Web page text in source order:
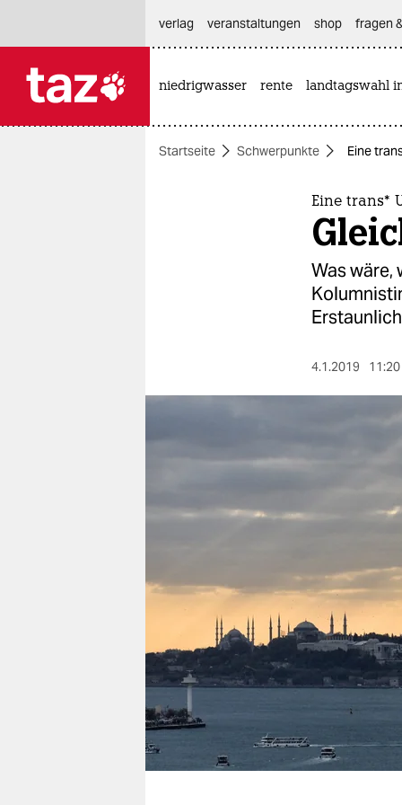
themen
berlin
nord
verlag
veranstaltungen
fragen & hilfe
unterstützen
genossenschaft
verlag
veranstaltungen shop fragen
niedrigwasser rente landtagswahl
Startseite Schwerpunkte Eine
Eine trans*
Was wäre,
4.1.2019